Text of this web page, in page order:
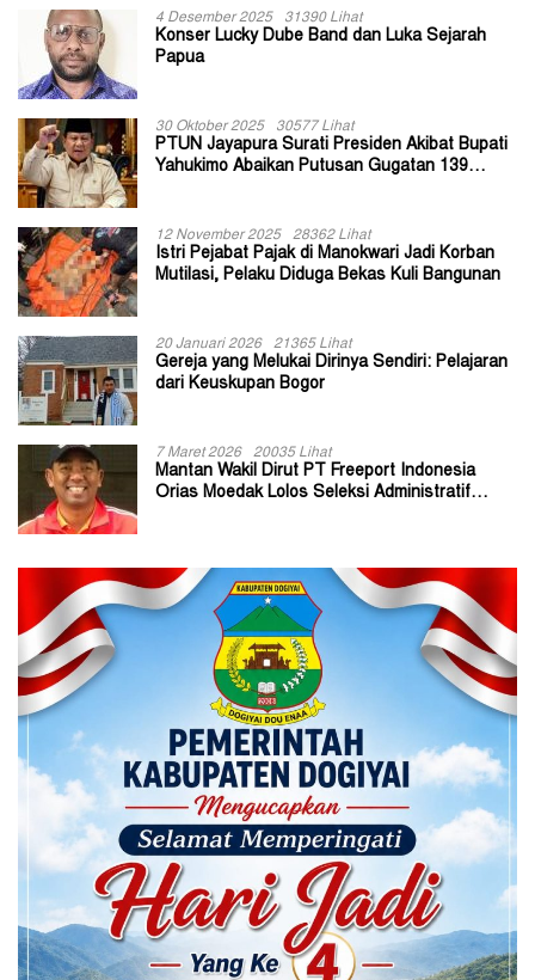
4 Desember 2025 31390 Lihat
Konser Lucky Dube Band dan Luka Sejarah
Papua
30 Oktober 2025 30577 Lihat
PTUN Jayapura Surati Presiden Akibat Bupati
Yahukimo Abaikan Putusan Gugatan 139
12 November 2025 28362 Lihat
Istri Pejabat Pajak di Manokwari Jadi Korban
Mutilasi, Pelaku Diduga Bekas Kuli Bangunan
20 Januari 2026 21365 Lihat
Gereja yang Melukai Dirinya Sendiri: Pelajaran
dari Keuskupan Bogor
7 Maret 2026 20035 Lihat
Mantan Wakil Dirut PT Freeport Indonesia
Orias Moedak Lolos Seleksi Administratif